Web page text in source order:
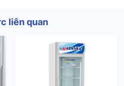
liên quan